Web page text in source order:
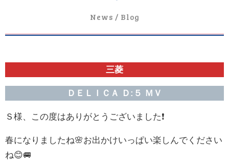
News / Blog
三菱
ＤＥＬＩＣＡ Ｄ:５ ＭＶ
Ｓ様、この度はありがとうございました❗
春になりましたね🌸お出かけいっぱい楽しんでください
ね😊🚐